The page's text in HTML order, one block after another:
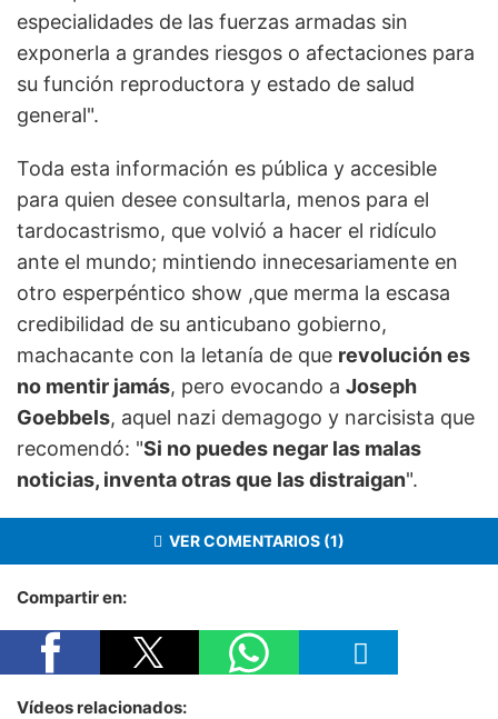
especialidades de las fuerzas armadas sin
exponerla a grandes riesgos o afectaciones para
su función reproductora y estado de salud
general".
Toda esta información es pública y accesible
para quien desee consultarla, menos para el
tardocastrismo, que volvió a hacer el ridículo
ante el mundo; mintiendo innecesariamente en
otro esperpéntico show ,que merma la escasa
credibilidad de su anticubano gobierno,
machacante con la letanía de que revolución es
no mentir jamás, pero evocando a Joseph
Goebbels​​, aquel nazi demagogo y narcisista que
recomendó: "Si no puedes negar las malas
noticias, inventa otras que las distraigan".
VER COMENTARIOS (1)
Compartir en:
Vídeos relacionados: